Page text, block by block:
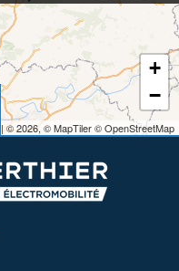
+
−
|© 2026,© MapTiler© OpenStreetMap